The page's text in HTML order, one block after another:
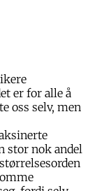
er for alle å
oss selv, men
stor nok andel